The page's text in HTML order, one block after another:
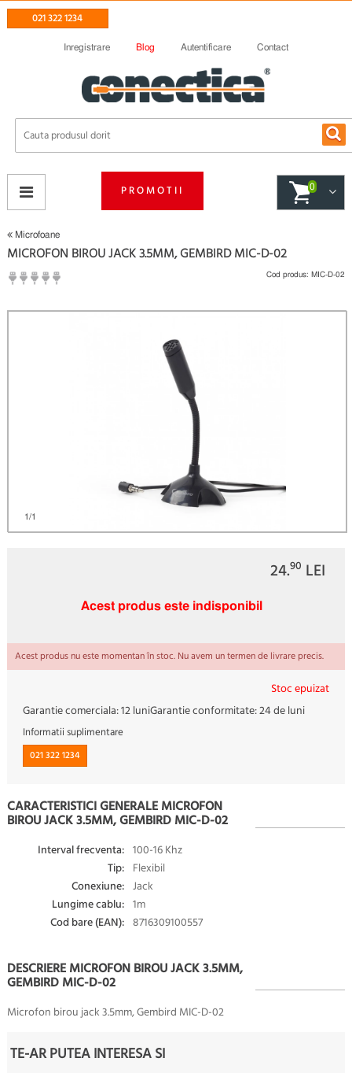
021 322 1234
Inregistrare Blog Autentificare Contact
PROMOTII 0
Microfoane
1/1
MICROFON BIROU JACK 3.5MM, GEMBIRD MIC-D-02
Fii primul care scrie un review
Cod produs: MIC-D-02
24.90 LEI
Acest produs este indisponibil
Acest produs nu este momentan în stoc. Nu avem un termen de livrare precis.
Stoc epuizat
Garantie comerciala:12 luniGarantie conformitate:24 de luni
Informatii suplimentare
021 322 1234
CARACTERISTICI GENERALE MICROFON
BIROU JACK 3.5MM, GEMBIRD MIC-D-02
Interval frecventa: 100-16 Khz
Tip: Flexibil
Conexiune: Jack
Lungime cablu: 1m
Cod bare (EAN): 8716309100557
DESCRIERE MICROFON BIROU JACK 3.5MM,
GEMBIRD MIC-D-02
Microfon birou jack 3.5mm, Gembird MIC-D-02
TE-AR PUTEA INTERESA SI